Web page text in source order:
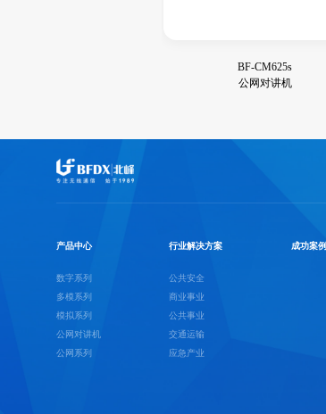
BF-CM625s
公网对讲机
产品中心
数字系列
多模系列
模拟系列
公网对讲机
公网系列
行业解决方案
公共安全
商业事业
公共事业
交通运输
应急产业
成功案例